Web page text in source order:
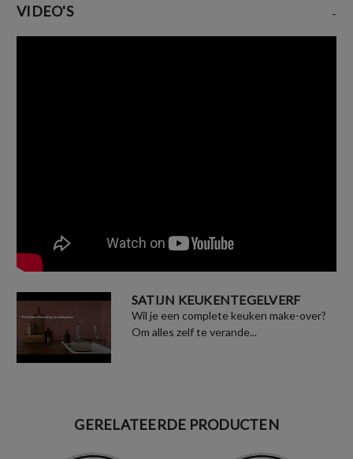
VIDEO'S -
SATIJN KEUKENTEGELVERF
Wil je een complete keuken make-over?
Om alles zelf te verande...
GERELATEERDE PRODUCTEN